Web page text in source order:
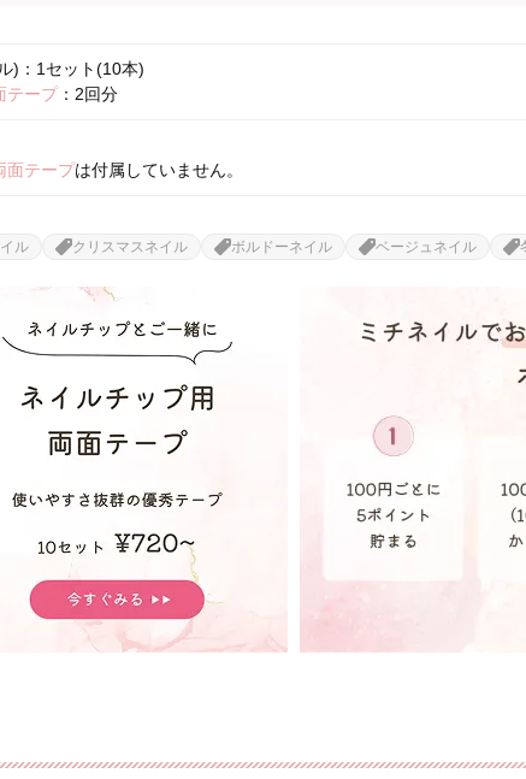
)：1セット(10本)
テープ：2回分
面テープは付属していません。
ル クリスマスネイル ボルドーネイル ベージュネイル